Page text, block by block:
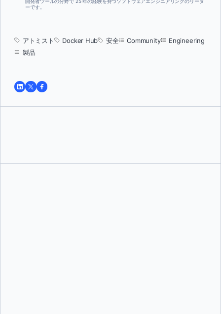
開発者ツールの分野で 25 年の経験を持つソフトウェアエンジニアリングのリーダ
ーです。
アトミスト Docker Hub 安全 Community
Engineering
製品